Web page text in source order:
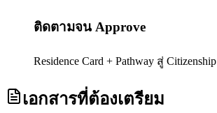
ติดตามจน Approve
Residence Card + Pathway สู่ Citizenship
เอกสารที่ต้องเตรียม